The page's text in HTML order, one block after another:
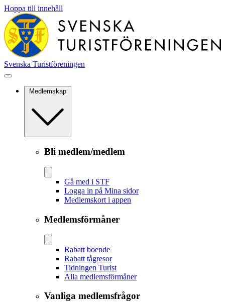
Hoppa till innehåll
Svenska Turistföreningen
Medlemskap
Bli medlem/medlem
Gå med i STF
Logga in på Mina sidor
Medlemskort i appen
Medlemsförmåner
Rabatt boende
Rabatt tågresor
Tidningen Turist
Alla medlemsförmåner
Vanliga medlemsfrågor